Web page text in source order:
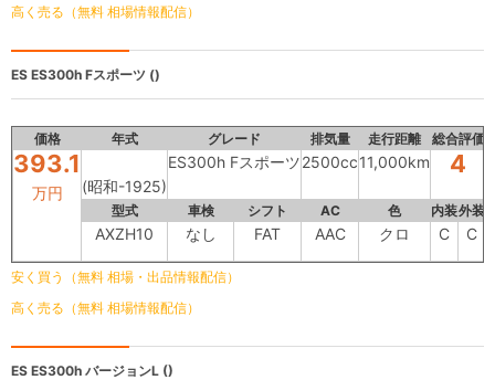
高く売る（無料 相場情報配信）
ES ES300h Fスポーツ ()
価格 年式 グレード 排気量 走行距離 総合評価
393.1
万円 (昭和-1925)
ES300h Fスポーツ2500cc11,000km 4
型式 車検 シフト AC 色 内装外装
AXZH10 なし FAT AAC クロ C C
安く買う（無料 相場・出品情報配信）
高く売る（無料 相場情報配信）
ES ES300h バージョンL ()